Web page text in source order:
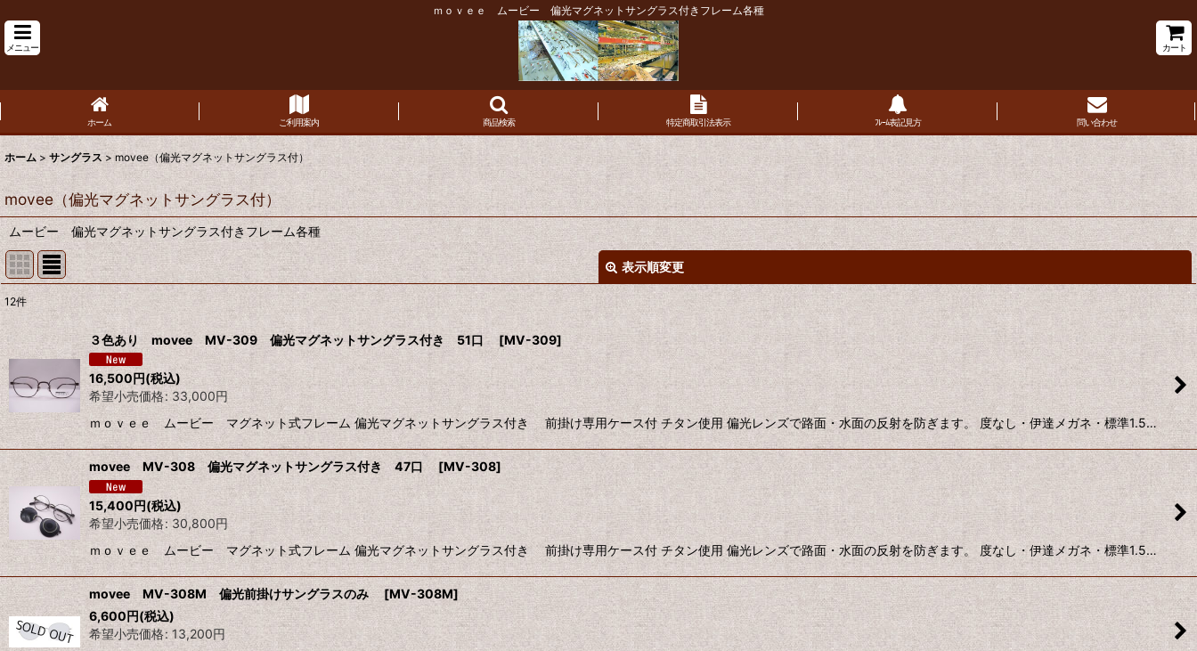
ｍｏｖｅｅ ムービー 偏光マグネットサングラス付きフレーム各種
メニュー カート
ホーム ご利用案内 商品検索 特定商取引法表示 ﾌﾚｰﾑ表記見方 問い合わせ
ホーム > サングラス > movee（偏光マグネットサングラス付）
movee（偏光マグネットサングラス付）
ムービー 偏光マグネットサングラス付きフレーム各種
表示順変更
表示数:
絞り込む
12件
３色あり movee MV-309 偏光マグネットサングラス付き 51口 [MV-309]
16,500円(税込)
希望小売価格: 33,000円
ｍｏｖｅｅ ムービー マグネット式フレーム 偏光マグネットサングラス付き 前掛け専用ケース付 チタン使用 偏光レンズで路面・水面の反射を防ぎます。 度なし・伊達メガネ・標準1.5…
movee MV-308 偏光マグネットサングラス付き 47口 [MV-308]
15,400円(税込)
希望小売価格: 30,800円
ｍｏｖｅｅ ムービー マグネット式フレーム 偏光マグネットサングラス付き 前掛け専用ケース付 チタン使用 偏光レンズで路面・水面の反射を防ぎます。 度なし・伊達メガネ・標準1.5…
movee MV-308M 偏光前掛けサングラスのみ [MV-308M]
6,600円(税込)
希望小売価格: 13,200円